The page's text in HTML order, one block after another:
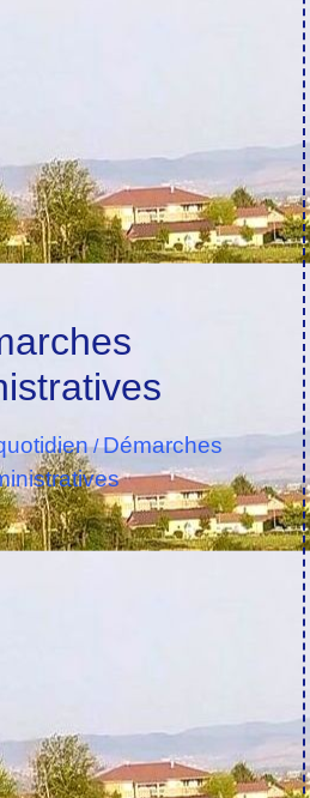
/Démarches